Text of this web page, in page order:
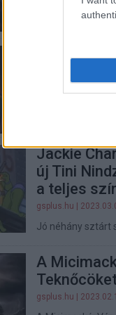
A Pókember:
meglepetéseket.
Trailert
ami a
Jackie
új Tini
a teljes
gsplus.hu |
Jó néhány sztárt
A
gsplus.hu |